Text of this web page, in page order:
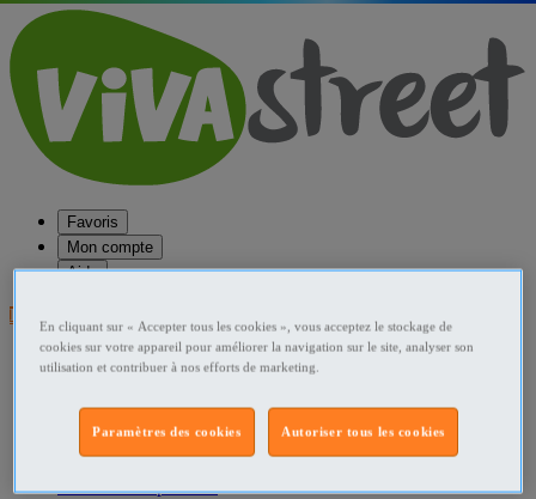
Favoris
Mon compte
Aide
Publier une annonce
Favoris
Publier une annonce
Accueil
France Chiropracteur
En cliquant sur « Accepter tous les cookies », vous acceptez le stockage de
cookies sur votre appareil pour améliorer la navigation sur le site, analyser son
utilisation et contribuer à nos efforts de marketing.
Autoriser tous les cookies
Paramètres des cookies